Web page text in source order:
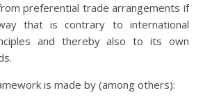
preferential trade arrangements if
that is contrary to international
and thereby also to its own
is made by (among others):